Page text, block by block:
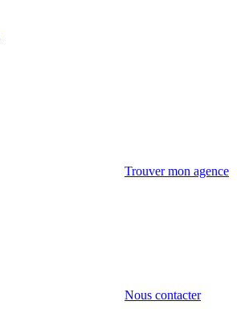
Trouver mon agence
Nous contacter